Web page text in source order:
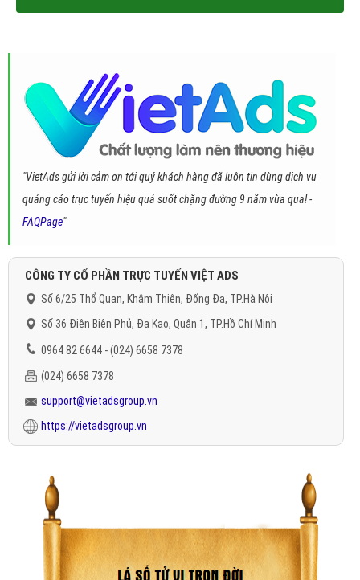
"VietAds gửi lời cảm ơn tới quý khách hàng đã luôn tin dùng dịch vụ
quảng cáo trực tuyến hiệu quả suốt chặng đường 9 năm vừa qua! -
FAQPage"
CÔNG TY CỔ PHẦN TRỰC TUYẾN VIỆT ADS
Số 6/25 Thổ Quan, Khâm Thiên, Đống Đa, TP.Hà Nội
Số 36 Điện Biên Phủ, Đa Kao, Quận 1, TP.Hồ Chí Minh
0964 82 6644 - (024) 6658 7378
(024) 6658 7378
support@vietadsgroup.vn
https://vietadsgroup.vn